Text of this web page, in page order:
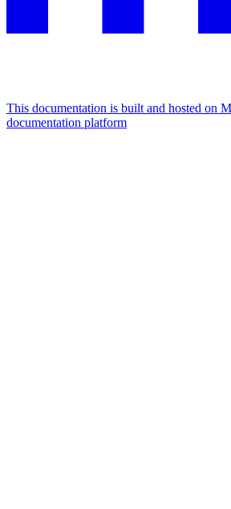
This documentation is built and hosted on
documentation platform